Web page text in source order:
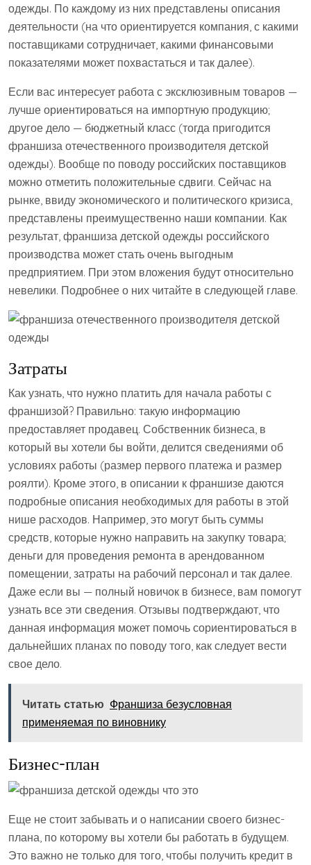
одежды. По каждому из них представлены описания
деятельности (на что ориентируется компания, с какими
поставщиками сотрудничает, какими финансовыми
показателями может похвастаться и так далее).
Если вас интересует работа с эксклюзивным товаров —
лучше ориентироваться на импортную продукцию;
другое дело — бюджетный класс (тогда пригодится
франшиза отечественного производителя детской
одежды). Вообще по поводу российских поставщиков
можно отметить положительные сдвиги. Сейчас на
рынке, ввиду экономического и политического кризиса,
представлены преимущественно наши компании. Как
результат, франшиза детской одежды российского
производства может стать очень выгодным
предприятием. При этом вложения будут относительно
невелики. Подробнее о них читайте в следующей главе.
Затраты
Как узнать, что нужно платить для начала работы с
франшизой? Правильно: такую информацию
предоставляет продавец. Собственник бизнеса, в
который вы хотели бы войти, делится сведениями об
условиях работы (размер первого платежа и размер
роялти). Кроме этого, в описании к франшизе даются
подробные описания необходимых для работы в этой
нише расходов. Например, это могут быть суммы
средств, которые нужно направить на закупку товара;
деньги для проведения ремонта в арендованном
помещении, затраты на рабочий персонал и так далее.
Даже если вы — полный новичок в бизнесе, вам помогут
узнать все эти сведения. Отзывы подтверждают, что
данная информация может помочь сориентироваться в
дальнейших планах по поводу того, как следует вести
свое дело.
Читать статью Франшиза безусловная
применяемая по виновнику
Бизнес-план
Еще не стоит забывать и о написании своего бизнес-
плана, по которому вы хотели бы работать в будущем.
Это важно не только для того, чтобы получить кредит в